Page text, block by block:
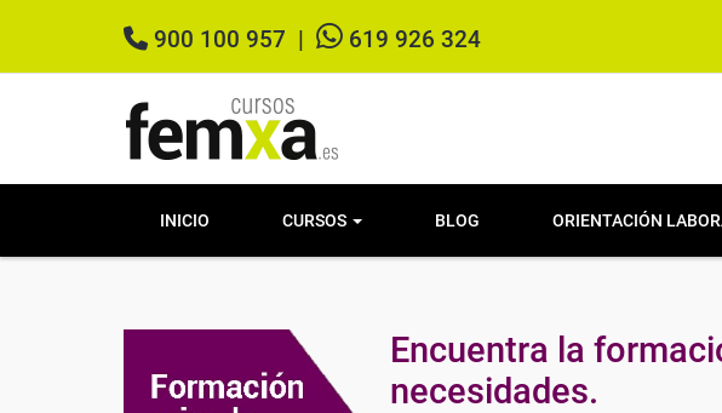
900 100 957 619 926 324
INICIO CURSOS BLOG ORIENTACIÓN
Encuentra la
necesidades.